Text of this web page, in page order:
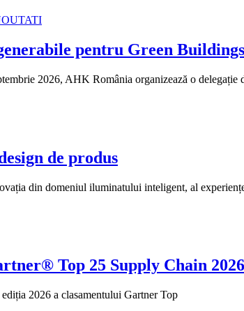
pentru Green Buildings
2026, AHK România organizează o delegație
de produs
din domeniul iluminatului inteligent, al
Top 25 Supply Chain
2026 a clasamentului Gartner Top